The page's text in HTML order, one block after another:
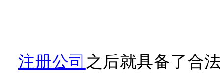
注册公司 之后就具备了合